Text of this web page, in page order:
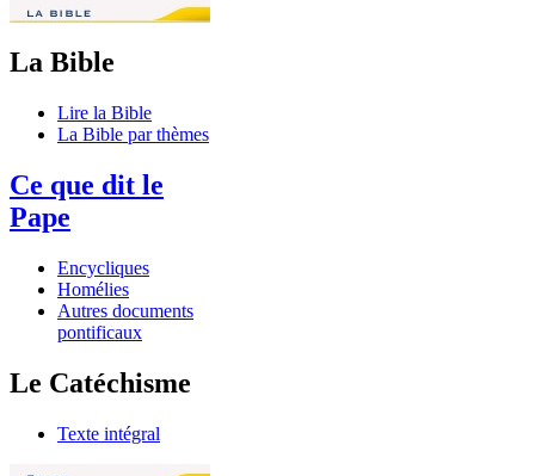
La Bible
Lire la Bible
La Bible par thèmes
Ce que dit le
Pape
Encycliques
Homélies
Autres documents
pontificaux
Le Catéchisme
Texte intégral